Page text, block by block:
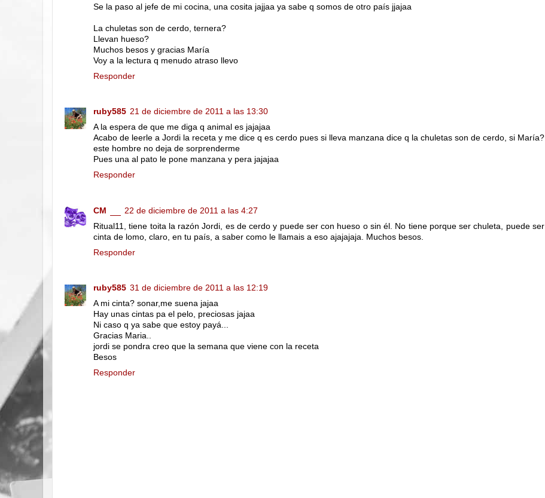
Se la paso al jefe de mi cocina, una cosita jajjaa ya sabe q somos de otro país jjajaa
La chuletas son de cerdo, ternera?
Llevan hueso?
Muchos besos y gracias María
Voy a la lectura q menudo atraso llevo
Responder
ruby585 21 de diciembre de 2011 a las 13:30
A la espera de que me diga q animal es jajajaa
Acabo de leerle a Jordi la receta y me dice q es cerdo pues si lleva manzana dice q la chuletas son de cerdo, si María?
este hombre no deja de sorprenderme
Pues una al pato le pone manzana y pera jajajaa
Responder
CM
22 de diciembre de 2011 a las 4:27
Ritual11, tiene toita la razón Jordi, es de cerdo y puede ser con hueso o sin él. No tiene porque ser chuleta, puede ser
cinta de lomo, claro, en tu país, a saber como le llamais a eso ajajajaja. Muchos besos.
Responder
ruby585 31 de diciembre de 2011 a las 12:19
A mi cinta? sonar,me suena jajaa
Hay unas cintas pa el pelo, preciosas jajaa
Ni caso q ya sabe que estoy payá...
Gracias Maria..
jordi se pondra creo que la semana que viene con la receta
Besos
Responder